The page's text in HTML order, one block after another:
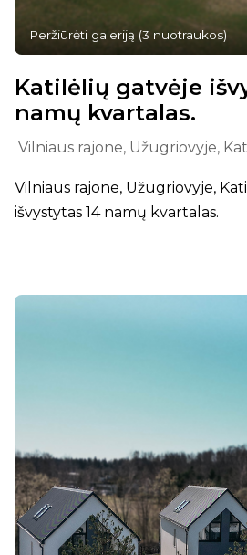
Peržiūrėti galeriją (3 nuotraukos)
Katilėlių gatvėje
namų kvartalas.
Vilniaus rajone, Užugriovyje,
Vilniaus rajone, Užugriovyje,
išvystytas 14 namų kvartalas.